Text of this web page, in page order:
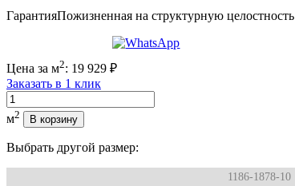
ГарантияПожизненная на структурную целостность
Цена за м2: 19 929 ₽
Заказать в 1 клик
Количество
м2 В корзину
Выбрать другой размер:
1186-1878-10